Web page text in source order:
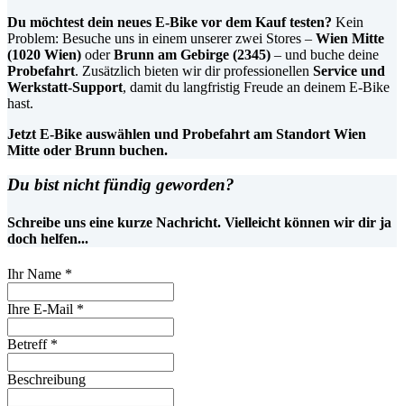
Du möchtest dein neues E-Bike vor dem Kauf testen? Kein
Problem: Besuche uns in einem unserer zwei Stores – Wien Mitte
(1020 Wien) oderBrunn am Gebirge (2345) – und buche deine
Probefahrt. Zusätzlich bieten wir dir professionellen Service und
Werkstatt-Support, damit du langfristig Freude an deinem E-Bike
hast.
Jetzt E-Bike auswählen und Probefahrt am Standort Wien
Mitte oder Brunn buchen.
Du bist nicht fündig geworden?
Schreibe uns eine kurze Nachricht. Vielleicht können wir dir ja
doch helfen...
Ihr Name *
Ihre E-Mail *
Betreff*
Beschreibung